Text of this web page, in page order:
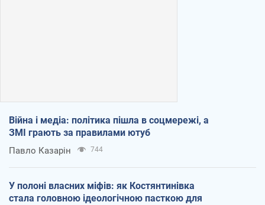
Війна і медіа: політика пішла в соцмережі, а
ЗМІ грають за правилами ютуб
Павло Казарін 744
У полоні власних міфів: як Костянтинівка
стала головною ідеологічною пасткою для